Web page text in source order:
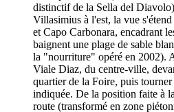
distinctif de la Sella del
Villasimius à l'est, la vue
et Capo Carbonara, encadrant
baignent une plage de sable
la "nourriture" opéré en 2002).
Viale Diaz, du centre-ville,
quartier de la Foire, puis
indiquée. De la position faite à
route (transformé en zone